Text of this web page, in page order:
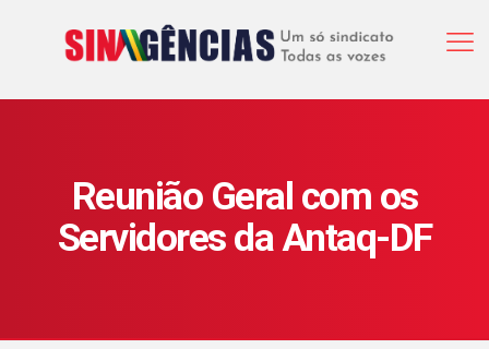
Reunião Geral com os
Servidores da Antaq-DF